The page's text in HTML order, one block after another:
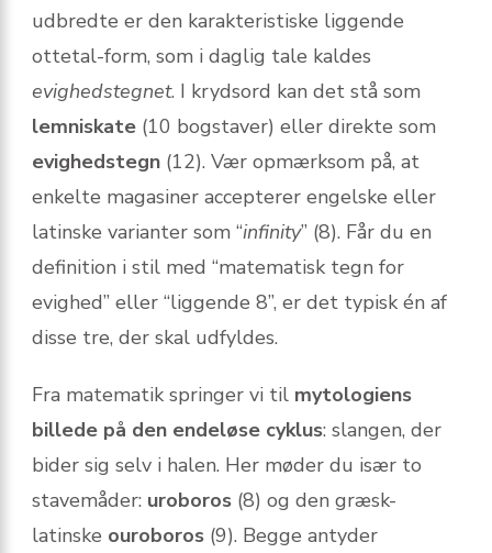
udbredte er den karakteristiske liggende
ottetal-form, som i daglig tale kaldes
evighedstegnet. I krydsord kan det stå som
lemniskate (10 bogstaver) eller direkte som
evighedstegn (12). Vær opmærksom på, at
enkelte magasiner accepterer engelske eller
latinske varianter som “infinity” (8). Får du en
definition i stil med “matematisk tegn for
evighed” eller “liggende 8”, er det typisk én af
disse tre, der skal udfyldes.
Fra matematik springer vi til mytologiens
billede på den endeløse cyklus: slangen, der
bider sig selv i halen. Her møder du især to
stavemåder: uroboros (8) og den græsk-
latinske ouroboros (9). Begge antyder